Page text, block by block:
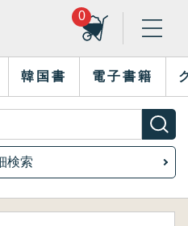
0
韓国書 電子書籍
検索